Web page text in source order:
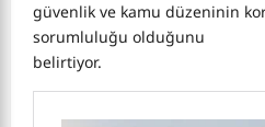
güvenlik ve kamu düzeninin
sorumluluğu olduğunu
belirtiyor.